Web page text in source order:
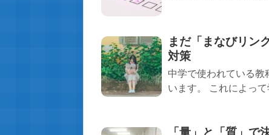
まだ「まなびリン
対策
中学で使われている教
います。 これによっ
「量」と「質」で